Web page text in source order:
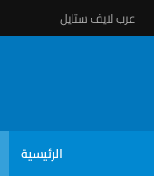
عرب لايف ستايل
الرئيسية